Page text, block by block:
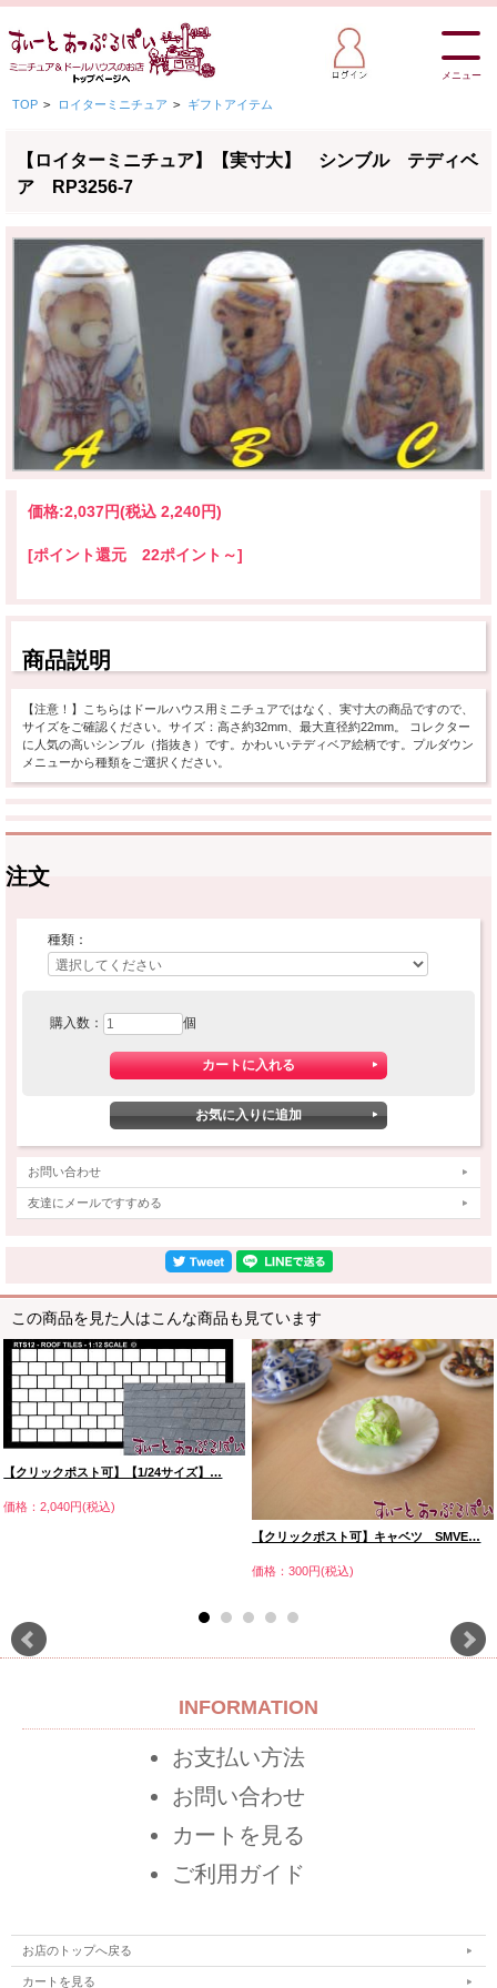
メニュー
TOP > ロイターミニチュア > ギフトアイテム
【ロイターミニチュア】【実寸大】 シンブル テディベ
ア RP3256-7
価格:2,037円(税込 2,240円)
[ポイント還元 22ポイント～]
商品説明
【注意！】こちらはドールハウス用ミニチュアではなく、実寸大の商品ですので、
サイズをご確認ください。サイズ：高さ約32mm、最大直径約22mm。 コレクター
に人気の高いシンブル（指抜き）です。かわいいテディベア絵柄です。プルダウン
メニューから種類をご選択ください。
注文
種類：
購入数： 個
お問い合わせ
友達にメールですすめる
この商品を見た人はこんな商品も見ています
【クリックポスト可】【1/24サイズ】…
価格：2,040円(税込)
【クリックポスト可】キャベツ SMVE…
価格：300円(税込)
INFORMATION
お支払い方法
お問い合わせ
カートを見る
ご利用ガイド
お店のトップへ戻る
カートを見る